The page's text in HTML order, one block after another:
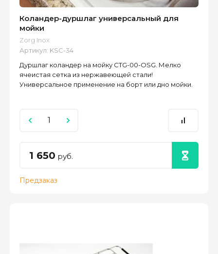
Коландер-дуршлаг универсальный для
мойки
Zorg Inox
Артикул: KSC-34
Дуршлаг коландер на мойку CTG-00-OSG. Мелко
ячеистая сетка из нержавеющей стали!
Универсальное применение на борт или дно мойки.
1 650 руб.
Предзаказ